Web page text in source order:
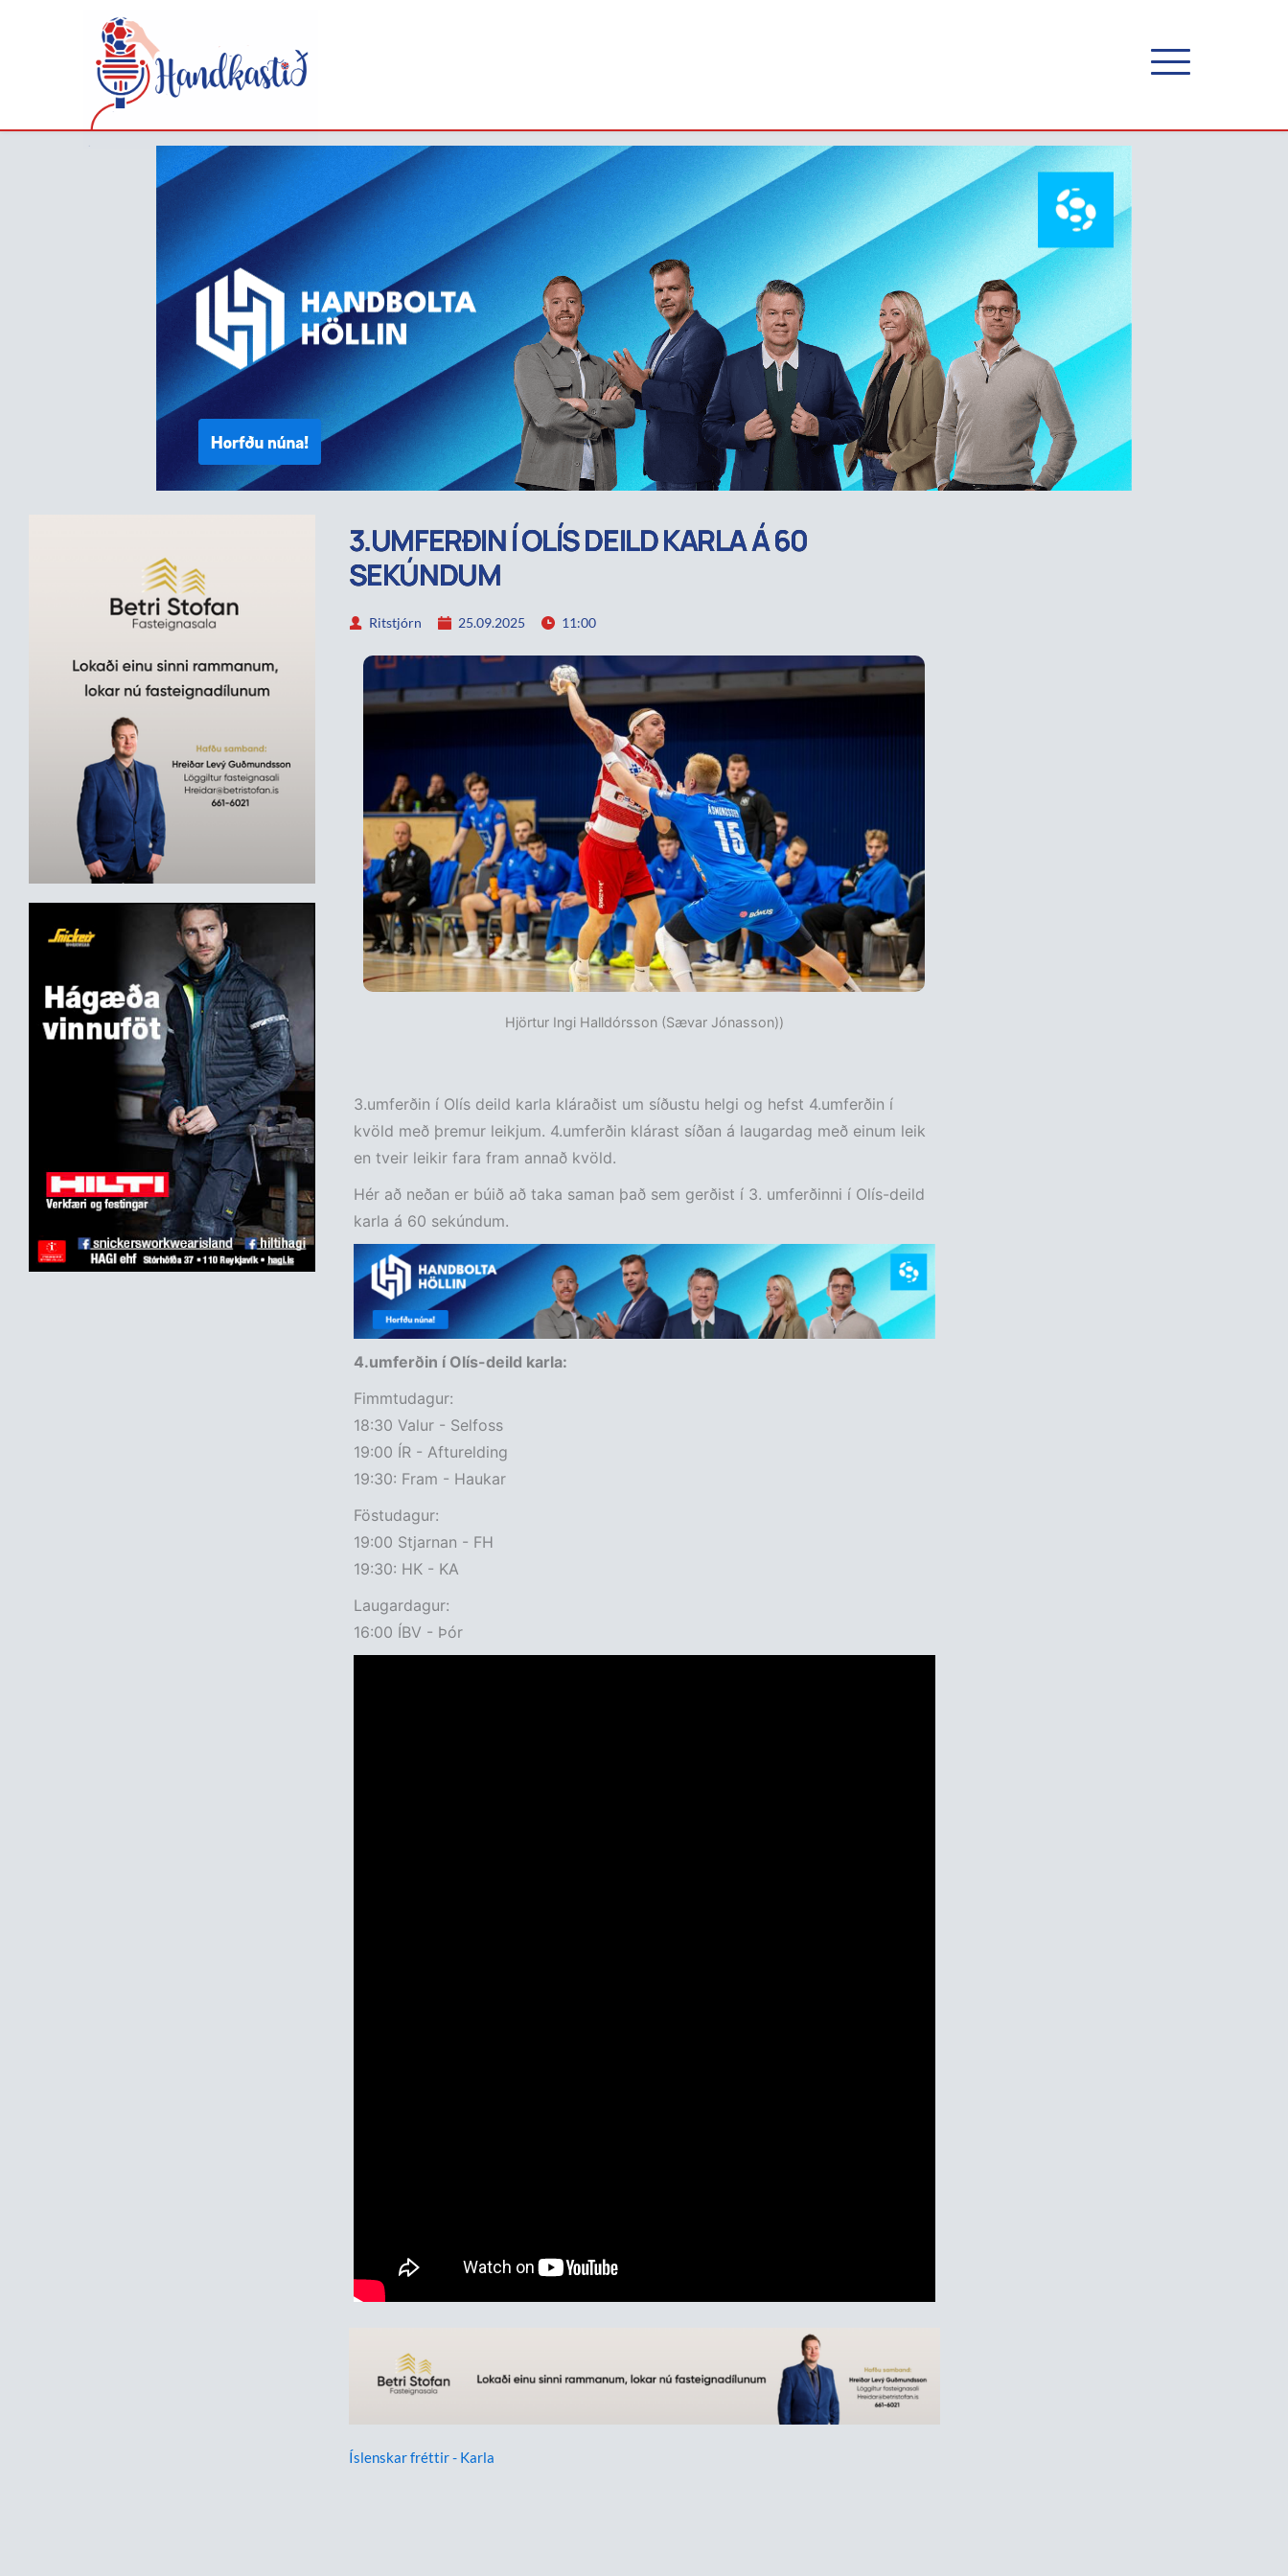
3.UMFERÐIN Í OLÍS DEILD KARLA Á 60
SEKÚNDUM
Ritstjórn 25.09.2025 11:00
Hjörtur Ingi Halldórsson (Sævar Jónasson))
3.umferðin í Olís deild karla kláraðist um síðustu helgi og hefst 4.umferðin í
kvöld með þremur leikjum. 4.umferðin klárast síðan á laugardag með einum leik
en tveir leikir fara fram annað kvöld.
Hér að neðan er búið að taka saman það sem gerðist í 3. umferðinni í Olís-deild
karla á 60 sekúndum.
4.umferðin í Olís-deild karla:
Fimmtudagur:
18:30 Valur - Selfoss
19:00 ÍR - Afturelding
19:30: Fram - Haukar
Föstudagur:
19:00 Stjarnan - FH
19:30: HK - KA
Laugardagur:
16:00 ÍBV - Þór
Íslenskar fréttir - Karla